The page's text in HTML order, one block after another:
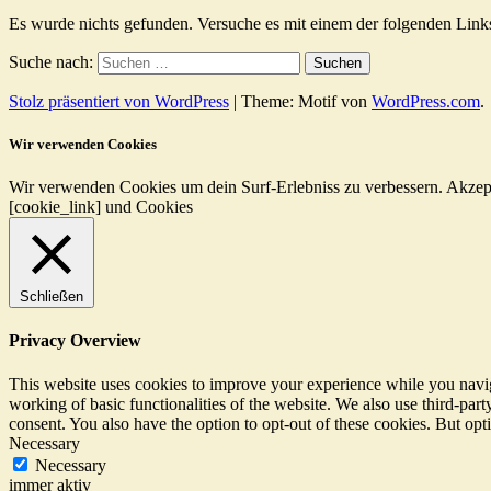
Es wurde nichts gefunden. Versuche es mit einem der folgenden
Suche nach:
Stolz präsentiert von WordPress | Theme: Motif von WordPress.com.
Wir verwenden Cookies
Wir verwenden Cookies um dein Surf-Erlebniss zu verbessern.
[cookie_link] und Cookies
Schließen
Privacy Overview
This website uses cookies to improve your experience while you
working of basic functionalities of the website. We also use third-
consent. You also have the option to opt-out of these cookies. But
Necessary
Necessary
immer aktiv